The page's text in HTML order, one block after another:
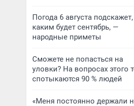
Погода 6 августа подскажет,
каким будет сентябрь, —
народные приметы
Сможете не попасться на
уловки? На вопросах этого
спотыкаются 90 % людей
«Меня постоянно держали